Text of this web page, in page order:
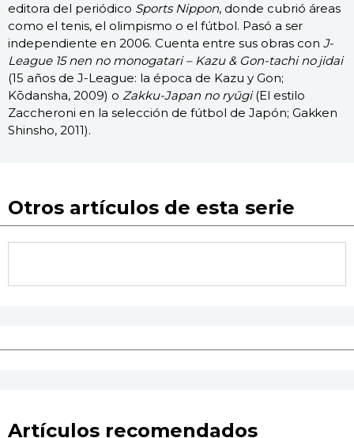
editora del periódico Sports Nippon, donde cubrió áreas
como el tenis, el olimpismo o el fútbol. Pasó a ser
independiente en 2006. Cuenta entre sus obras con J-
League 15 nen no monogatari – Kazu & Gon-tachi no jidai
(15 años de J-League: la época de Kazu y Gon;
Kōdansha, 2009) o Zakku-Japan no ryūgi(El estilo
Zaccheroni en la selección de fútbol de Japón; Gakken
Shinsho, 2011).
Otros artículos de esta serie
Artículos recomendados